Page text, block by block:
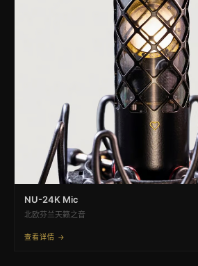
NU-24K Mic
北欧芬兰天籁之音
查看详情 →